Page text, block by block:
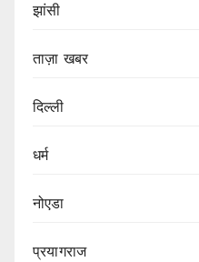
झांसी
ताज़ा खबर
दिल्ली
धर्म
नोएडा
प्रयागराज